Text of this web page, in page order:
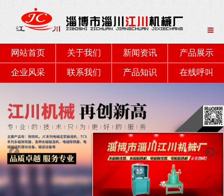
网站首页 关于我们 新闻资讯 产品展示
企业风采 联系我们 产品知识 在线呼叫